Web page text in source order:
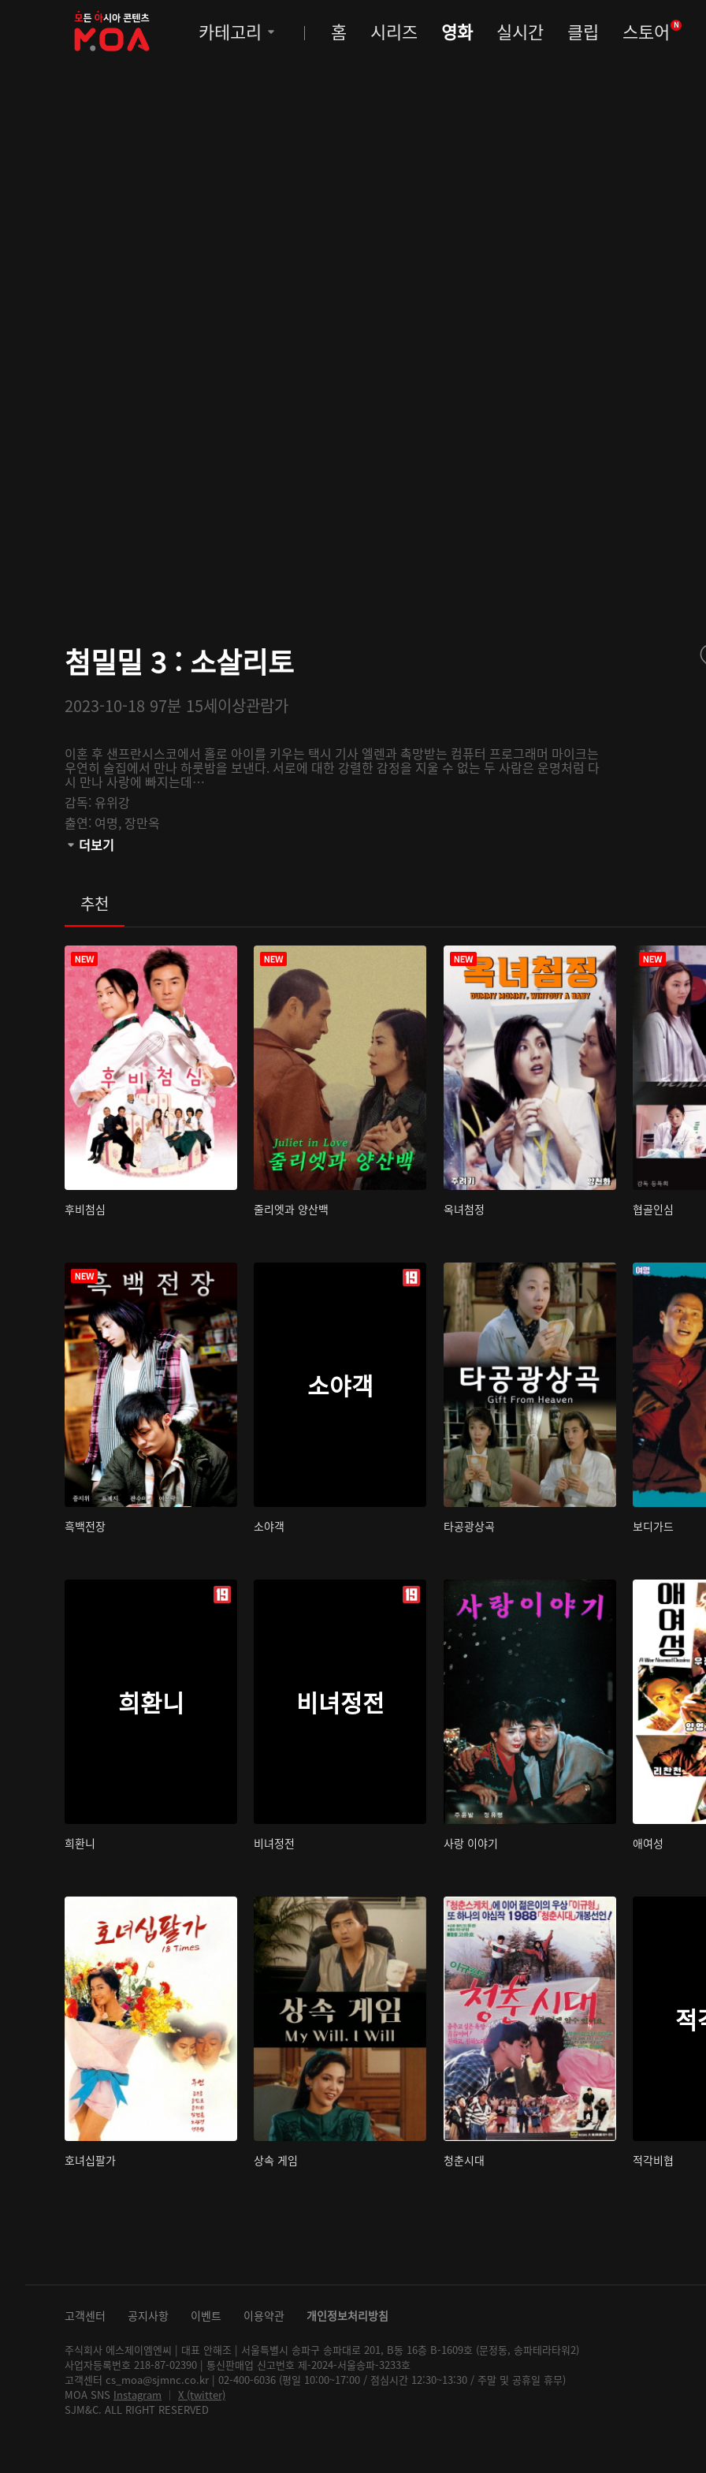
MOA
카테고리 홈 시리즈 영화 실시간 클립 스토어 N
첨밀밀 3 : 소살리토
2023-10-18 97분 15세이상관람가
이혼 후 샌프란시스코에서 홀로 아이를 키우는 택시 기사 엘렌과 촉망받는 컴퓨터 프로그래머 마이크는
우연히 술집에서 만나 하룻밤을 보낸다. 서로에 대한 강렬한 감정을 지울 수 없는 두 사람은 운명처럼 다
시 만나 사랑에 빠지는데…
감독: 유위강
출연: 여명, 장만옥
관람등급:
더보기
추천
후비첨심 줄리엣과 양산백 옥녀첨정 협골인심
흑백전장
소야객
소야객 타공광상곡 보디가드
희환니
희환니
비녀정전
비녀정전 사랑 이야기 애여성
호녀십팔가 상속 게임 청춘시대
적
적각비협
고객센터 공지사항 이벤트 이용약관 개인정보처리방침
주식회사 에스제이엠엔씨 | 대표 안해조 | 서울특별시 송파구 송파대로 201, B동 16층 B-1609호 (문정동, 송파테라타워2)
사업자등록번호 218-87-02390 | 통신판매업 신고번호 제-2024-서울송파-3233호
고객센터 cs_moa@sjmnc.co.kr | 02-400-6036 (평일 10:00~17:00 / 점심시간 12:30~13:30 / 주말 및 공휴일 휴무)
MOA SNS Instagram │ X (twitter)
SJM&C. ALL RIGHT RESERVED